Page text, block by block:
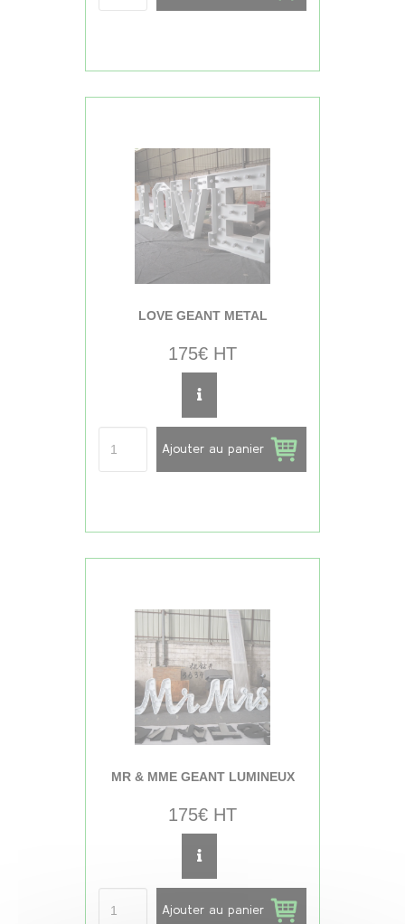
LOVE GEANT METAL
175€ HT
Ajouter au panier
MR & MME GEANT LUMINEUX
175€ HT
Ajouter au panier